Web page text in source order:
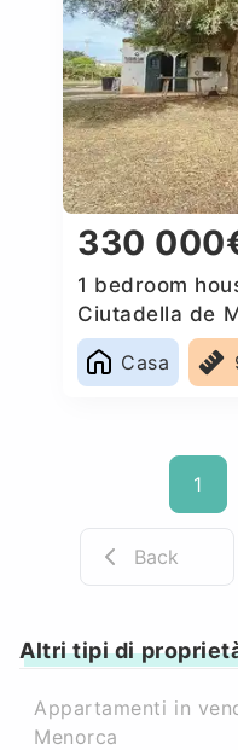
330
1 bedroom
Ciutadella de
Casa
1
Back
Altri tipi di
Appartamenti in
Menorca